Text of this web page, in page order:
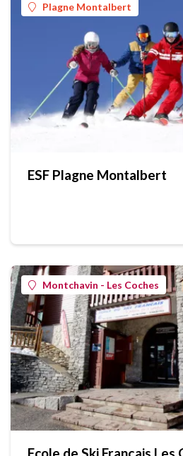
Plagne Montalbert
ESF Plagne Montalbert
Montchavin - Les Coches